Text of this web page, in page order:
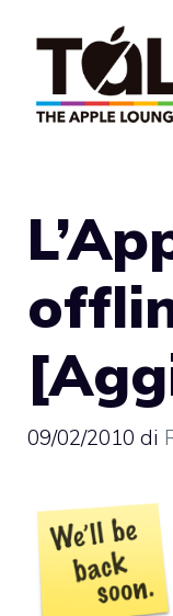
contenuto
09/02/2010 di